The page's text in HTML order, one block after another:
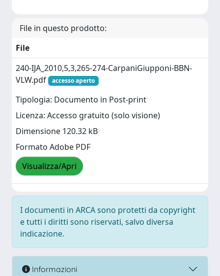
File in questo prodotto:
File
240-IJA_2010,5,3,265-274-CarpaniGiupponi-BBN-
VLW.pdf
accesso aperto
Tipologia: Documento in Post-print
Licenza: Accesso gratuito (solo visione)
Dimensione 120.32 kB
Formato Adobe PDF
Visualizza/Apri
I documenti in ARCA sono protetti da copyright
e tutti i diritti sono riservati, salvo diversa
indicazione.
Informazioni